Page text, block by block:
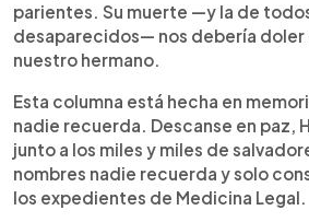
parientes. Su muerte —y la de
desaparecidos— nos debería doler
nuestro hermano.
Esta columna está hecha en
nadie recuerda. Descanse en paz,
junto a los miles y miles de
nombres nadie recuerda y solo
los expedientes de Medicina Legal.